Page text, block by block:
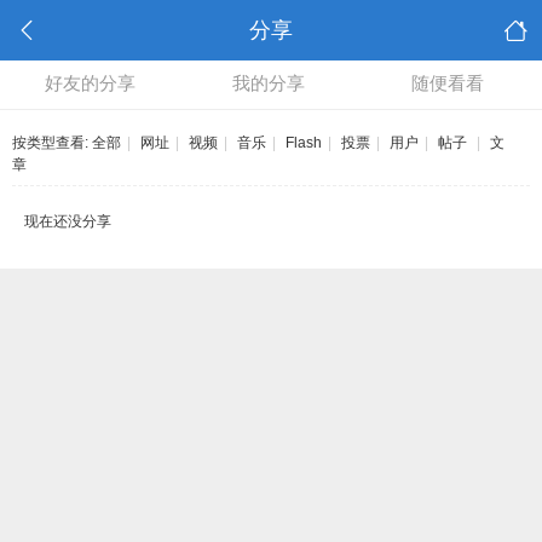
分享
好友的分享 我的分享 随便看看
按类型查看: 全部 网址 视频 音乐 Flash 投票 用户 帖子
文
章
现在还没分享